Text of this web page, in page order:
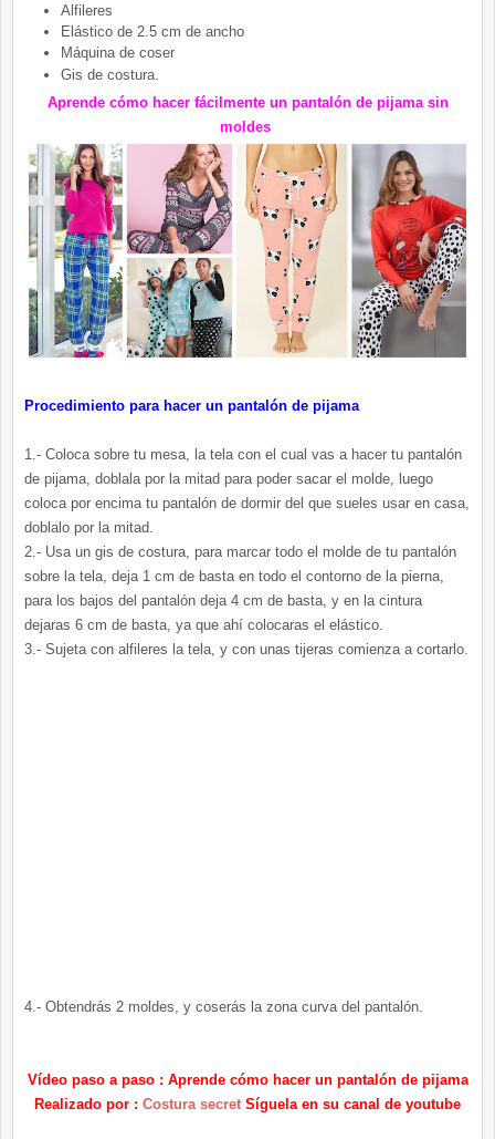
Alfileres
Elástico de 2.5 cm de ancho
Máquina de coser
Gis de costura.
Aprende cómo hacer fácilmente un pantalón de pijama sin
moldes
Procedimiento para hacer un pantalón de pijama
1.- Coloca sobre tu mesa, la tela con el cual vas a hacer tu pantalón
de pijama, doblala por la mitad para poder sacar el molde, luego
coloca por encima tu pantalón de dormir del que sueles usar en casa,
doblalo por la mitad.
2.- Usa un gis de costura, para marcar todo el molde de tu pantalón
sobre la tela, deja 1 cm de basta en todo el contorno de la pierna,
para los bajos del pantalón deja 4 cm de basta, y en la cintura
dejaras 6 cm de basta, ya que ahí colocaras el elástico.
3.- Sujeta con alfileres la tela, y con unas tijeras comienza a cortarlo.
4.- Obtendrás 2 moldes, y coserás la zona curva del pantalón.
Vídeo paso a paso : Aprende cómo hacer un pantalón de pijama
Realizado por : Costura secret Síguela en su canal de youtube